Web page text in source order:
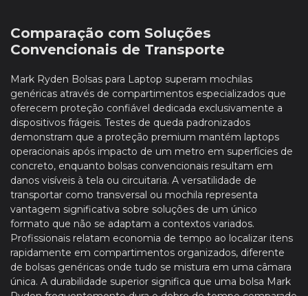
Comparação com Soluções
Convencionais de Transporte
Mark Ryden Bolsas para Laptop superam mochilas
genéricas através de compartimentos especializados que
oferecem proteção confiável dedicada exclusivamente a
dispositivos frágeis. Testes de queda padronizados
demonstram que a proteção premium mantém laptops
operacionais após impacto de um metro em superfícies de
concreto, enquanto bolsas convencionais resultam em
danos visíveis à tela ou circuitaria. A versatilidade de
transportar como transversal ou mochila representa
vantagem significativa sobre soluções de um único
formato que não se adaptam a contextos variados.
Profissionais relatam economia de tempo ao localizar itens
rapidamente em compartimentos organizados, diferente
de bolsas genéricas onde tudo se mistura em uma câmara
única. A durabilidade superior significa que uma bolsa Mark